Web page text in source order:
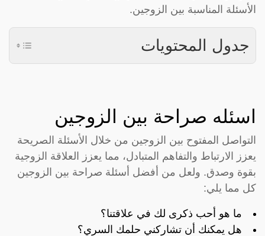
الأسئلة المناسبة بين الزوجين.
جدول المحتويات
اسئله صراحة بين الزوجين
التواصل المفتوح بين الزوجين من خلال الأسئلة الصريحة
يعزز الارتباط والتفاهم المتبادل، مما يعزز العلاقة الزوجية
بقوة وصدق. ولعل من أفضل أسئلة صراحة بين الزوجين
كل مما يلي:
ما هو أحب ذكرى لك في علاقتنا؟
هل يمكنك أن تشاركني حلمك السري؟